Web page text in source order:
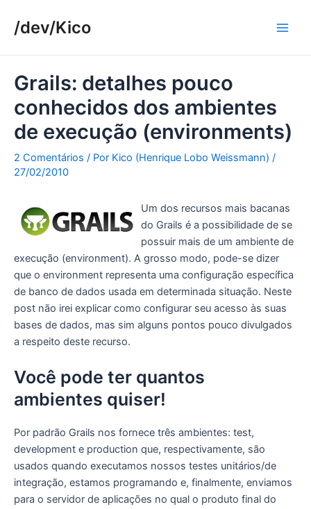
para/dev/Kico
Grails: detalhes pouco
conhecidos dos ambientes
de execução (environments)
2 Comentários / Por Kico (Henrique Lobo Weissmann) /
27/02/2010
Um dos recursos mais bacanas
do Grails é a possibilidade de se
possuir mais de um ambiente de
execução (environment). A grosso modo, pode-se dizer
que o environment representa uma configuração específica
de banco de dados usada em determinada situação. Neste
post não irei explicar como configurar seu acesso às suas
bases de dados, mas sim alguns pontos pouco divulgados
a respeito deste recurso.
Você pode ter quantos
ambientes quiser!
Por padrão Grails nos fornece três ambientes: test,
development e production que, respectivamente, são
usados quando executamos nossos testes unitários/de
integração, estamos programando e, finalmente, enviamos
para o servidor de aplicações no qual o produto final do